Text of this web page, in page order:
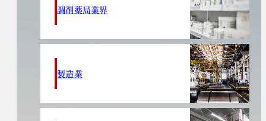
調剤薬局業界
製造業